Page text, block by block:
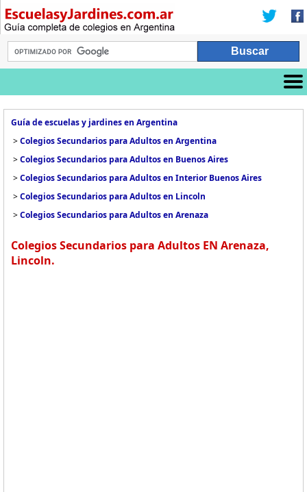
Guía de escuelas y jardines en Argentina
>Colegios Secundarios para Adultos en Argentina
>Colegios Secundarios para Adultos en Buenos Aires
>Colegios Secundarios para Adultos en Interior Buenos Aires
>Colegios Secundarios para Adultos en Lincoln
>Colegios Secundarios para Adultos en Arenaza
Colegios Secundarios para Adultos EN Arenaza,
Lincoln.